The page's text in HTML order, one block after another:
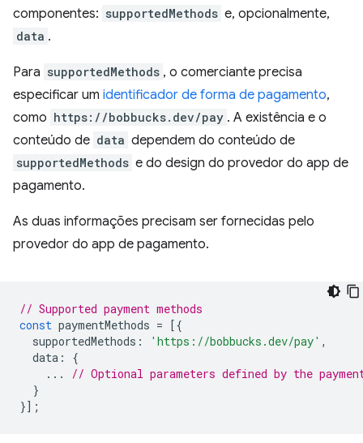
componentes: supportedMethods e, opcionalmente,
data .
Para supportedMethods , o comerciante precisa
especificar um identificador de forma de pagamento,
como https://bobbucks.dev/pay . A existência e o
conteúdo de data dependem do conteúdo de
supportedMethods e do design do provedor do app de
pagamento.
As duas informações precisam ser fornecidas pelo
provedor do app de pagamento.
// Supported payment methods
const paymentMethods = [{
supportedMethods : 'https://bobbucks.dev/pay' ,
data :
{
...
// Optional parameters defined by the
}
}];